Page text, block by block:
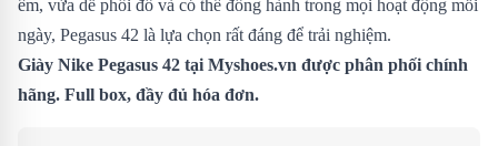
êm, vừa dễ phối đồ và có thể đồng hành trong mọi hoạt động mỗi
ngày, Pegasus 42 là lựa chọn rất đáng để trải nghiệm.
Giày Nike Pegasus 42 tại Myshoes.vn được phân phối chính
hãng. Full box, đầy đủ hóa đơn.